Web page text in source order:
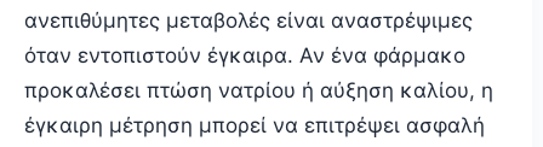
ανεπιθύμητες μεταβολές είναι αναστρέψιμες
όταν εντοπιστούν έγκαιρα. Αν ένα φάρμακο
προκαλέσει πτώση νατρίου ή αύξηση καλίου, η
έγκαιρη μέτρηση μπορεί να επιτρέψει ασφαλή